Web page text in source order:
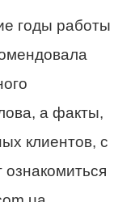
годы работы
а факты,
клиентов, с
ознакомиться